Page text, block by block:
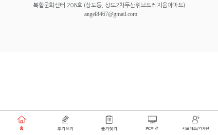
복합문화센터 206호 (상도동, 상도2차두산위브트레지움아파트)
· angel8467@gmail.com